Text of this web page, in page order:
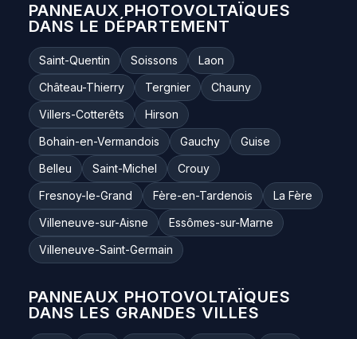
PANNEAUX PHOTOVOLTAÏQUES
DANS LE DÉPARTEMENT
Saint-Quentin Soissons
Laon
Château-Thierry
Tergnier
Chauny
Villers-Cotterêts
Hirson
Bohain-en-Vermandois
Gauchy
Guise
Belleu
Saint-Michel
Crouy
Fresnoy-le-Grand
Fère-en-Tardenois
La Fère
Villeneuve-sur-Aisne
Essômes-sur-Marne
Villeneuve-Saint-Germain
PANNEAUX PHOTOVOLTAÏQUES
DANS LES GRANDES VILLES